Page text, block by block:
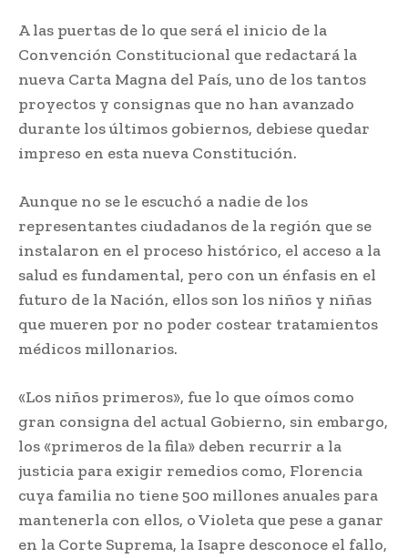
A las puertas de lo que será el inicio de la
Convención Constitucional que redactará la
nueva Carta Magna del País, uno de los tantos
proyectos y consignas que no han avanzado
durante los últimos gobiernos, debiese quedar
impreso en esta nueva Constitución.
Aunque no se le escuchó a nadie de los
representantes ciudadanos de la región que se
instalaron en el proceso histórico, el acceso a la
salud es fundamental, pero con un énfasis en el
futuro de la Nación, ellos son los niños y niñas
que mueren por no poder costear tratamientos
médicos millonarios.
«Los niños primeros», fue lo que oímos como
gran consigna del actual Gobierno, sin embargo,
los «primeros de la fila» deben recurrir a la
justicia para exigir remedios como, Florencia
cuya familia no tiene 500 millones anuales para
mantenerla con ellos, o Violeta que pese a ganar
en la Corte Suprema, la Isapre desconoce el fallo,